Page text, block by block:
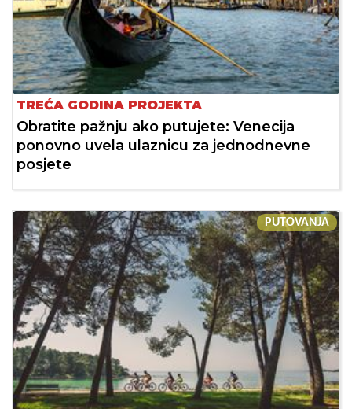
TREĆA GODINA PROJEKTA
Obratite pažnju ako putujete: Venecija
ponovno uvela ulaznicu za jednodnevne
posjete
PUTOVANJA